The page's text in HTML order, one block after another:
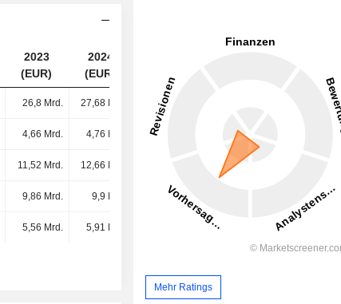
2023
(EUR)
2024
(EUR)
26,8 Mrd. 27,68 Mrd. 18,88 Mrd.
4,66 Mrd. 4,76 Mrd. 15,65 Mrd.
11,52 Mrd. 12,66 Mrd.
9,86 Mrd. 9,9 Mrd. 8,16 Mrd.
5,56 Mrd. 5,91 Mrd.
Mehr Ratings